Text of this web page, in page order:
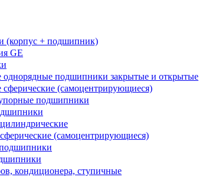
(корпус + подшипник)
GE
подшипники закрытые и открытые
(самоцентрирующиеся)
подшипники
(самоцентрирующиеся)
кондиционера, ступичные